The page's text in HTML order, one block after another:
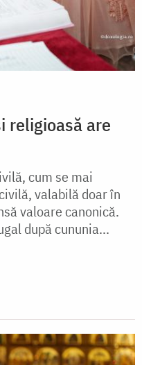
religioasă are
cum se mai
valabilă doar în
valoare canonică.
după cununia...